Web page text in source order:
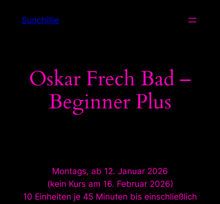
InhaltSunchillie
Oskar Frech Bad –
Beginner Plus
Montags, ab 12. Januar 2026
(kein Kurs am 16. Februar 2026)
10 Einheiten je 45 Minuten bis einschließlich